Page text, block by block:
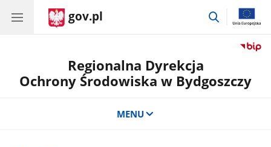
gov.pl
przejdź
Regionalna Dyrekcja
Ochrony Środowiska w Bydgoszczy
MENU